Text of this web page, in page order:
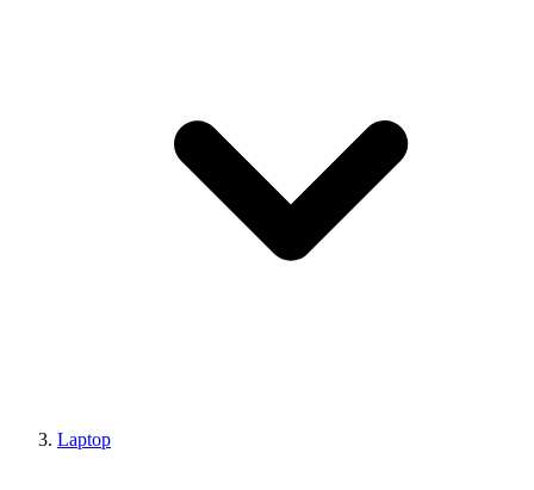
Laptop